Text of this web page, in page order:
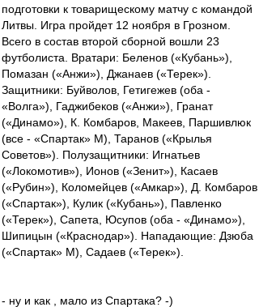
подготовки к товарищескому матчу с командой
Литвы. Игра пройдет 12 ноября в Грозном.
Всего в состав второй сборной вошли 23
футболиста. Вратари: Беленов («Кубань»),
Помазан («Анжи»), Джанаев («Терек»).
Защитники: Буйволов, Гетигежев (оба -
«Волга»), Гаджибеков («Анжи»), Гранат
(«Динамо»), К. Комбаров, Макеев, Паршивлюк
(все - «Спартак» М), Таранов («Крылья
Советов»). Полузащитники: Игнатьев
(«Локомотив»), Ионов («Зенит»), Касаев
(«Рубин»), Коломейцев («Амкар»), Д. Комбаров
(«Спартак»), Кулик («Кубань»), Павленко
(«Терек»), Сапета, Юсупов (оба - «Динамо»),
Шипицын («Краснодар»). Нападающие: Дзюба
(«Спартак» М), Садаев («Терек»).
- ну и как , мало из Спартака? -)